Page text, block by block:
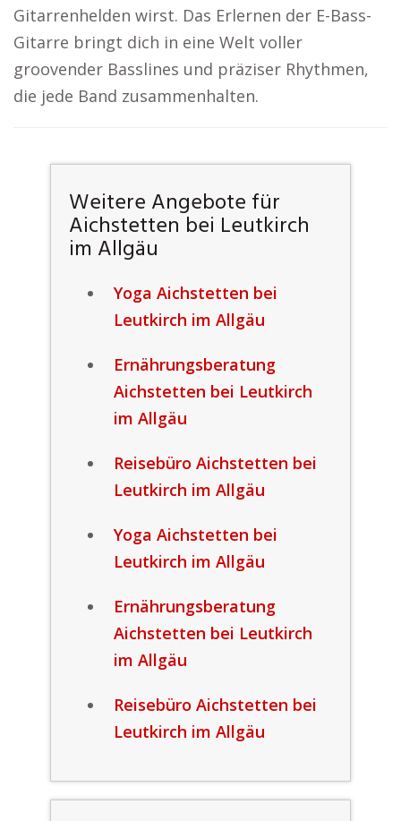
Gitarrenhelden wirst. Das Erlernen der E-Bass-
Gitarre bringt dich in eine Welt voller
groovender Basslines und präziser Rhythmen,
die jede Band zusammenhalten.
Weitere Angebote für
Aichstetten bei Leutkirch
im Allgäu
Yoga Aichstetten bei
Leutkirch im Allgäu
Ernährungsberatung
Aichstetten bei Leutkirch
im Allgäu
Reisebüro Aichstetten bei
Leutkirch im Allgäu
Yoga Aichstetten bei
Leutkirch im Allgäu
Ernährungsberatung
Aichstetten bei Leutkirch
im Allgäu
Reisebüro Aichstetten bei
Leutkirch im Allgäu